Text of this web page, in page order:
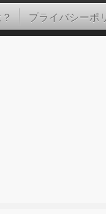
プライバシーポ